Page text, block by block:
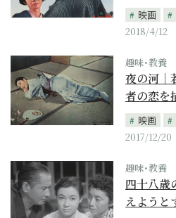
映画
2018/4/12
趣味･教養
夜の河｜
者の恋を
映画
2017/12/20
趣味･教養
四十八歳
えよう